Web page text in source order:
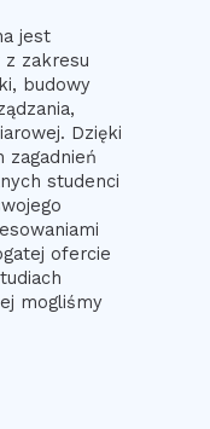
jest
z zakresu
budowy
Dzięki
zagadnień
studenci
ofercie
mogliśmy